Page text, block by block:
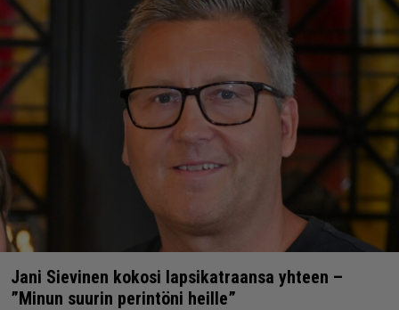
Jani Sievinen kokosi lapsikatraansa yhteen –
”Minun suurin perintöni heille”